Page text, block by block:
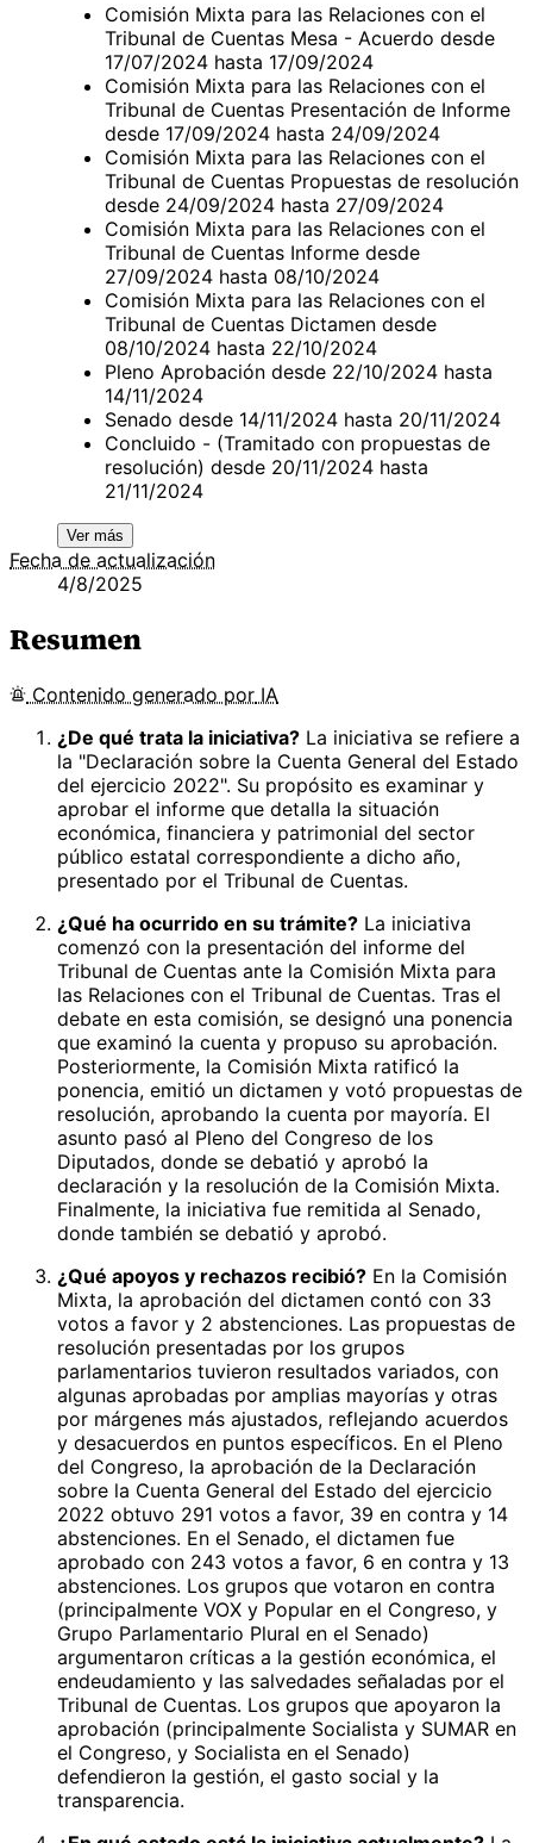
Comisión Mixta para las Relaciones con el
Tribunal de Cuentas Mesa - Acuerdo desde
17/07/2024 hasta 17/09/2024
Comisión Mixta para las Relaciones con el
Tribunal de Cuentas Presentación de Informe
desde 17/09/2024 hasta 24/09/2024
Comisión Mixta para las Relaciones con el
Tribunal de Cuentas Propuestas de resolución
desde 24/09/2024 hasta 27/09/2024
Comisión Mixta para las Relaciones con el
Tribunal de Cuentas Informe desde
27/09/2024 hasta 08/10/2024
Comisión Mixta para las Relaciones con el
Tribunal de Cuentas Dictamen desde
08/10/2024 hasta 22/10/2024
Pleno Aprobación desde 22/10/2024 hasta
14/11/2024
Senado desde 14/11/2024 hasta 20/11/2024
Concluido - (Tramitado con propuestas de
resolución) desde 20/11/2024 hasta
21/11/2024
Ver más
Fecha de actualización
4/8/2025
Resumen
Contenido generado por IA
¿De qué trata la iniciativa? La iniciativa se refiere a
la "Declaración sobre la Cuenta General del Estado
del ejercicio 2022". Su propósito es examinar y
aprobar el informe que detalla la situación
económica, financiera y patrimonial del sector
público estatal correspondiente a dicho año,
presentado por el Tribunal de Cuentas.
¿Qué ha ocurrido en su trámite? La iniciativa
comenzó con la presentación del informe del
Tribunal de Cuentas ante la Comisión Mixta para
las Relaciones con el Tribunal de Cuentas. Tras el
debate en esta comisión, se designó una ponencia
que examinó la cuenta y propuso su aprobación.
Posteriormente, la Comisión Mixta ratificó la
ponencia, emitió un dictamen y votó propuestas de
resolución, aprobando la cuenta por mayoría. El
asunto pasó al Pleno del Congreso de los
Diputados, donde se debatió y aprobó la
declaración y la resolución de la Comisión Mixta.
Finalmente, la iniciativa fue remitida al Senado,
donde también se debatió y aprobó.
¿Qué apoyos y rechazos recibió? En la Comisión
Mixta, la aprobación del dictamen contó con 33
votos a favor y 2 abstenciones. Las propuestas de
resolución presentadas por los grupos
parlamentarios tuvieron resultados variados, con
algunas aprobadas por amplias mayorías y otras
por márgenes más ajustados, reflejando acuerdos
y desacuerdos en puntos específicos. En el Pleno
del Congreso, la aprobación de la Declaración
sobre la Cuenta General del Estado del ejercicio
2022 obtuvo 291 votos a favor, 39 en contra y 14
abstenciones. En el Senado, el dictamen fue
aprobado con 243 votos a favor, 6 en contra y 13
abstenciones. Los grupos que votaron en contra
(principalmente VOX y Popular en el Congreso, y
Grupo Parlamentario Plural en el Senado)
argumentaron críticas a la gestión económica, el
endeudamiento y las salvedades señaladas por el
Tribunal de Cuentas. Los grupos que apoyaron la
aprobación (principalmente Socialista y SUMAR en
el Congreso, y Socialista en el Senado)
defendieron la gestión, el gasto social y la
transparencia.